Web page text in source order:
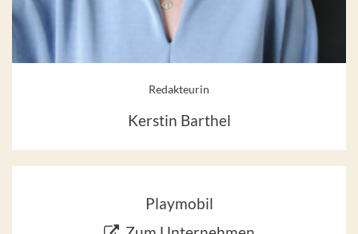
Redakteurin
Kerstin Barthel
Playmobil